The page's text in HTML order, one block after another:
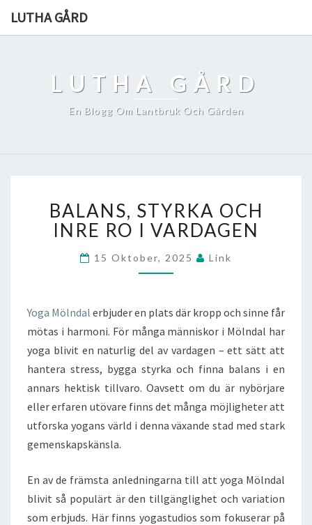
LUTHA GÅRD
LUTHA GÅRD
En Blogg Om Lantbruk Och Gården
STYRKA
OCH
INRE
RO
I
BALANS, STYRKA OCH
INRE RO I VARDAGEN
15 Oktober, 2025 Link
Yoga Mölndal erbjuder en plats där kropp och sinne får
mötas i harmoni. För många människor i Mölndal har
yoga blivit en naturlig del av vardagen – ett sätt att
hantera stress, bygga styrka och finna balans i en
annars hektisk tillvaro. Oavsett om du är nybörjare
eller erfaren utövare finns det många möjligheter att
utforska yogans värld i denna växande stad med stark
gemenskapskänsla.
En av de främsta anledningarna till att yoga Mölndal
blivit så populärt är den tillgänglighet och variation
som erbjuds. Här finns yogastudios som fokuserar på